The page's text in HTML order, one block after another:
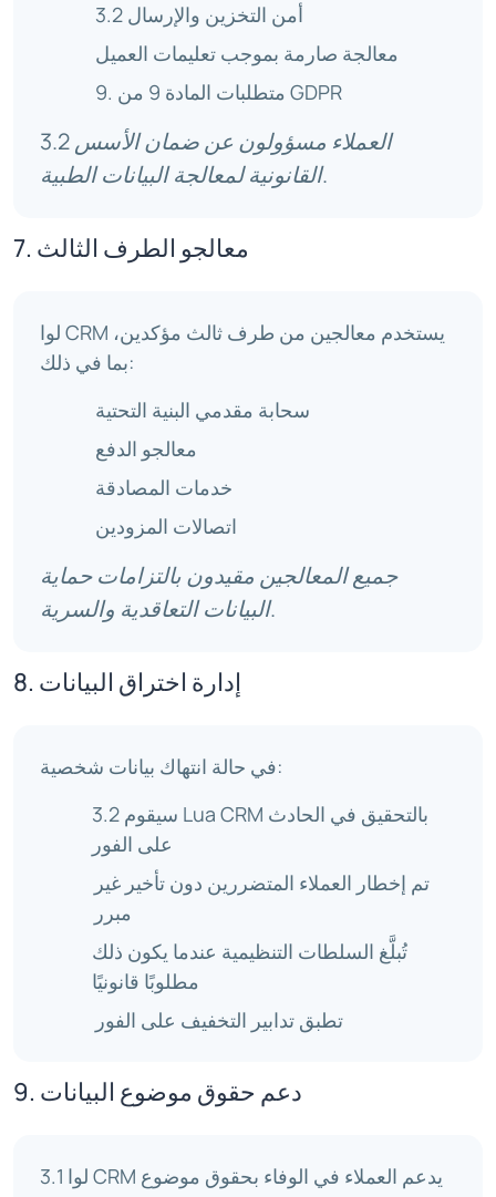
3.2 أمن التخزين والإرسال
معالجة صارمة بموجب تعليمات العميل
9. متطلبات المادة 9 من GDPR
3.2 العملاء مسؤولون عن ضمان الأسس
القانونية لمعالجة البيانات الطبية.
7. معالجو الطرف الثالث
لوا CRM يستخدم معالجين من طرف ثالث مؤكدين،
بما في ذلك:
سحابة مقدمي البنية التحتية
معالجو الدفع
خدمات المصادقة
اتصالات المزودين
جميع المعالجين مقيدون بالتزامات حماية
البيانات التعاقدية والسرية.
8. إدارة اختراق البيانات
في حالة انتهاك بيانات شخصية:
3.2 سيقوم Lua CRM بالتحقيق في الحادث
على الفور
تم إخطار العملاء المتضررين دون تأخير غير
مبرر
تُبلَّغ السلطات التنظيمية عندما يكون ذلك
مطلوبًا قانونيًا
تطبق تدابير التخفيف على الفور
9. دعم حقوق موضوع البيانات
3.1 لوا CRM يدعم العملاء في الوفاء بحقوق موضوع